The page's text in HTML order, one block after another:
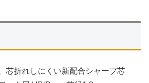
芯折れしにくい新配合シャープ芯